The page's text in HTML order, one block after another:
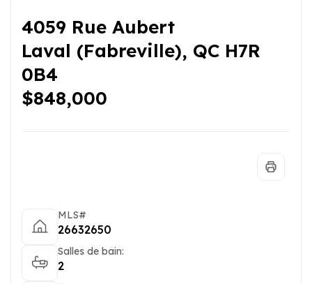
4059 Rue Aubert
Laval (Fabreville), QC H7R
0B4
$848,000
MLS#
26632650
Salles de bain:
2